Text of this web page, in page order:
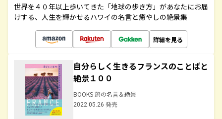
世界を４０年以上歩いてきた「地球の歩き方」があなたにお届
けする、人生を輝かせるハワイの名言と癒やしの絶景集
詳細を見る
自分らしく生きるフランスのことばと
絶景１００
BOOKS 旅の名言＆絶景
2022.05.26 発売